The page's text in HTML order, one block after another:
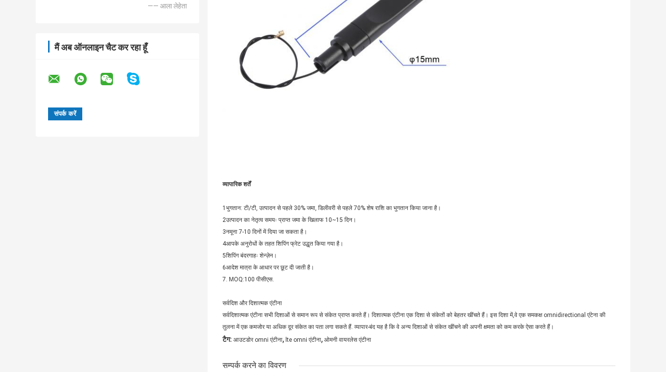
—— आला लेहेता
मैं अब ऑनलाइन चैट कर रहा हूँ
व्यापारिक शर्तें
1भुगतान: टी/टी, उत्पादन से पहले 30% जमा, डिलीवरी से पहले 70% शेष राशि का भुगतान किया जाना है।
2उत्पादन का नेतृत्व समयः प्राप्त जमा के खिलाफ 10~15 दिन।
3नमूना 7-10 दिनों में दिया जा सकता है।
4आपके अनुरोधों के तहत शिपिंग फ्रेट उद्धृत किया गया है।
5शिपिंग बंदरगाहः शेन्ज़ेन।
6आदेश मात्रा के आधार पर छूट दी जाती है।
7. MOQ:100 पीसीएस.
सर्वदिश और दिशात्मक एंटीना
सर्वदिशात्मक एंटीना सभी दिशाओं से समान रूप से संकेत प्राप्त करते हैं। दिशात्मक एंटीना एक दिशा से संकेतों को बेहतर खींचते हैं। इस दिशा में,वे एक समकक्ष omnidirectional एंटेना की
तुलना में एक कमजोर या अधिक दूर संकेत का पता लगा सकते हैं. व्यापार-बंद यह है कि वे अन्य दिशाओं से संकेत खींचने की अपनी क्षमता को कम करके ऐसा करते हैं।
टैग: आउटडोर omni एंटीना, lte omni एंटीना, ओमनी वायरलेस एंटीना
सम्पर्क करने का विवरण